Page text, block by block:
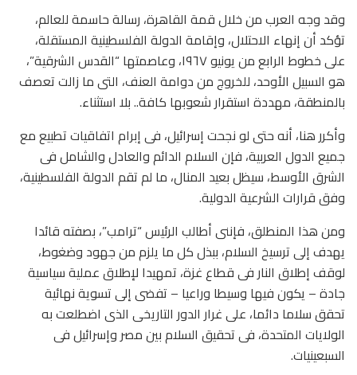
وقد وجه العرب من خلال قمة القاهرة، رسالة حاسمة للعالم،
تؤكد أن إنهاء الاحتلال، وإقامة الدولة الفلسطينية المستقلة،
على خطوط الرابع من يونيو ١٩٦٧، وعاصمتها “القدس الشرقية”،
هو السبيل الأوحد، للخروج من دوامة العنف، التى ما زالت تعصف
بالمنطقة، مهددة استقرار شعوبها كافة.. بلا استثناء.
وأكرر هنا، أنه حتى لو نجحت إسرائيل، فى إبرام اتفاقيات تطبيع مع
جميع الدول العربية، فإن السلام الدائم والعادل والشامل فى
الشرق الأوسط، سيظل بعيد المنال، ما لم تقم الدولة الفلسطينية،
وفق قرارات الشرعية الدولية.
ومن هذا المنطلق، فإننى أطالب الرئيس “ترامب”، بصفته قائدا
يهدف إلى ترسيخ السلام، ببذل كل ما يلزم من جهود وضغوط،
لوقف إطلاق النار فى قطاع غزة، تمهيدا لإطلاق عملية سياسية
جادة – يكون فيها وسيطا وراعيا – تفضى إلى تسوية نهائية
تحقق سلاما دائما، على غرار الدور التاريخى الذى اضطلعت به
الولايات المتحدة، فى تحقيق السلام بين مصر وإسرائيل فى
السبعينيات.